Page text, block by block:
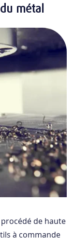
procédé de haute
à commande
du métal